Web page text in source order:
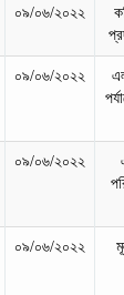
০৯/০৬/২০২২
০৯/০৬/২০২২
০৯/০৬/২০২২
০৯/০৬/২০২২